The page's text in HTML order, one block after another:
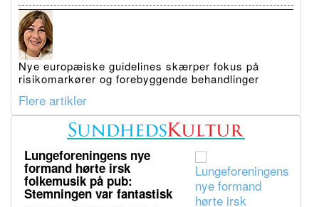
Nye europæiske guidelines skærper fokus på
risikomarkører og forebyggende behandlinger
Flere artikler
Lungeforeningens nye
formand hørte irsk
folkemusik på pub:
Stemningen var fantastisk